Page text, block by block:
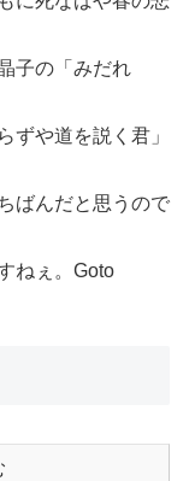
子の「みだれ
ずや道を説く君」
ばんだと思うので
ねぇ。Goto